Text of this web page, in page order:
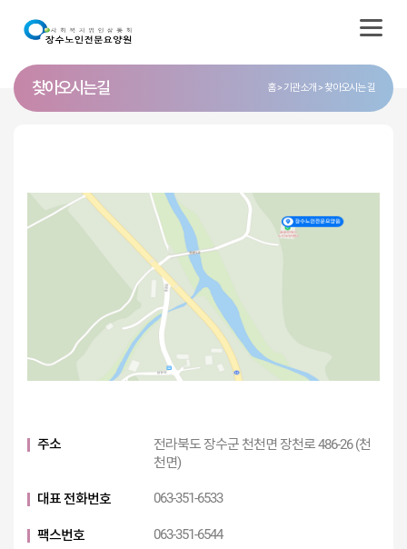
찾아오시는 길 홈 기관소개 찾아오시는 길
주소
전라북도 장수군 천천면 장천로 486-26 (천
천면)
대표 전화번호 063-351-6533
팩스번호 063-351-6544